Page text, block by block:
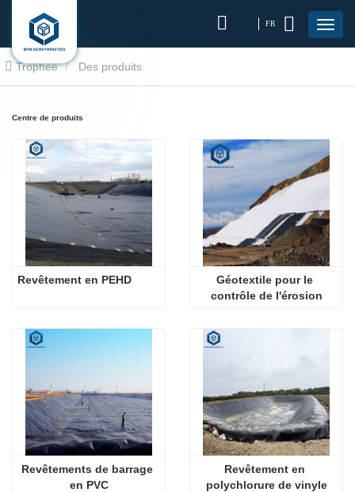
FR
Trophée Des produits
Centre de produits
Revêtement en PEHD
Géotextile pour le
contrôle de l'érosion
Revêtements de barrage
en PVC
Revêtement en
polychlorure de vinyle